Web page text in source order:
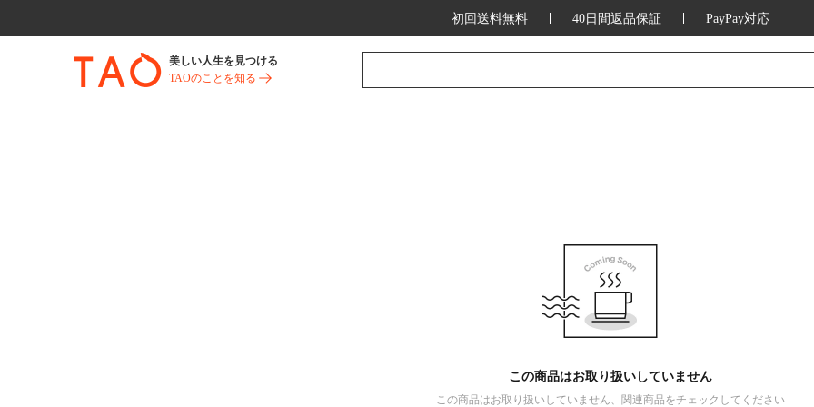
初回送料無料 40日間返品保証 PayPay対応
美しい人生を見つける
TAOのことを知る
この商品はお取り扱いしていません
この商品はお取り扱いしていません、関連商品をチェックしてください